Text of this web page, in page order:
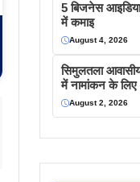
5 बिजनेस
में कमाइ
August 4, 2026
सिमुलतला आवासीय
में नामांकन के
August 2, 2026